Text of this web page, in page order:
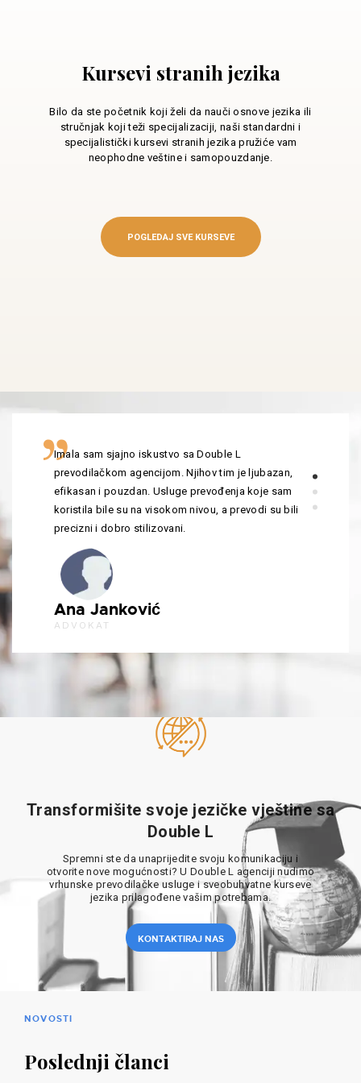
Kursevi stranih jezika
Bilo da ste početnik koji želi da nauči osnove jezika ili
stručnjak koji teži specijalizaciji, naši standardni i
specijalistički kursevi stranih jezika pružiće vam
neophodne veštine i samopouzdanje.
POGLEDAJ SVE KURSEVE
Imala sam sjajno iskustvo sa Double L
prevodilačkom agencijom. Njihov tim je ljubazan,
efikasan i pouzdan. Usluge prevođenja koje sam
koristila bile su na visokom nivou, a prevodi su bili
precizni i dobro stilizovani.
Ana Janković
ADVOKAT
Transformišite svoje jezičke vještine sa
Double L
Spremni ste da unaprijedite svoju komunikaciju i
otvorite nove mogućnosti? U Double L agenciji nudimo
vrhunske prevodilačke usluge i sveobuhvatne kurseve
jezika prilagođene vašim potrebama.
KONTAKTIRAJ NAS
NOVOSTI
Poslednji članci